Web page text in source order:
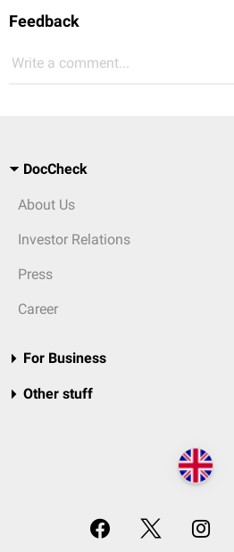
Feedback
Write a comment...
DocCheck
About Us
Investor Relations
Press
Career
For Business
Other stuff